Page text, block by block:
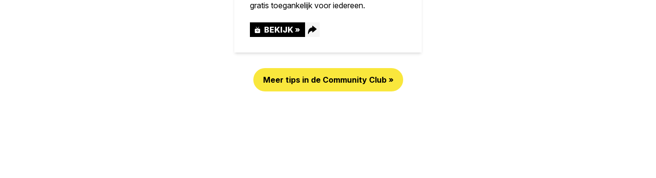
gratis toegankelijk voor iedereen.
BEKIJK »
Meer tips in de Community Club »